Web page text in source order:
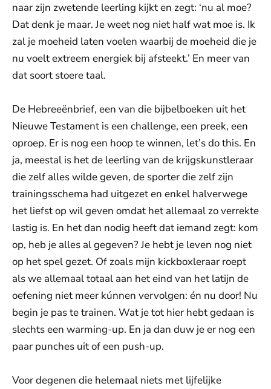
naar zijn zwetende leerling kijkt en zegt: ‘nu al moe?
Dat denk je maar. Je weet nog niet half wat moe is. Ik
zal je moeheid laten voelen waarbij de moeheid die je
nu voelt extreem energiek bij afsteekt.’ En meer van
dat soort stoere taal.
De Hebreeënbrief, een van die bijbelboeken uit het
Nieuwe Testament is een challenge, een preek, een
oproep. Er is nog een hoop te winnen, let’s do this. En
ja, meestal is het de leerling van de krijgskunstleraar
die zelf alles wilde geven, de sporter die zelf zijn
trainingsschema had uitgezet en enkel halverwege
het liefst op wil geven omdat het allemaal zo verrekte
lastig is. En het dan nodig heeft dat iemand zegt: kom
op, heb je alles al gegeven? Je hebt je leven nog niet
op het spel gezet. Of zoals mijn kickboxleraar roept
als we allemaal totaal aan het eind van het latijn de
oefening niet meer kúnnen vervolgen: én nu door! Nu
begin je pas te trainen. Wat je tot hier hebt gedaan is
slechts een warming-up. En ja dan duw je er nog een
paar punches uit of een push-up.
Voor degenen die helemaal niets met lijfelijke